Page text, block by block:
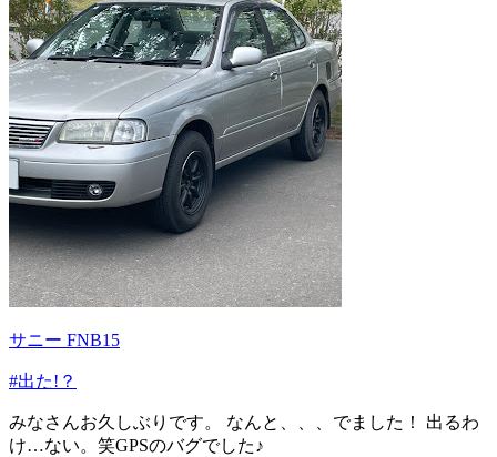
サニー FNB15
#出た!？
みなさんお久しぶりです。 なんと、、、でました！ 出るわ
け…ない。笑GPSのバグでした♪